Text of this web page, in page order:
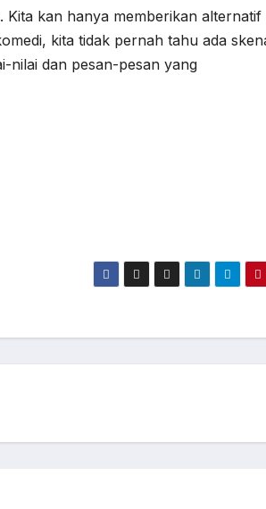
Kita kan hanya memberikan alternatif
kita tidak pernah tahu ada
nilai dan pesan-pesan yang